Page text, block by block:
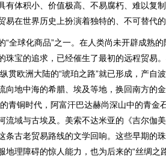
体积小、价值极高、不易腐朽、难以复
在世界历史上扮演着独特的、不可替代的
球化商品”之一。在人类尚未开辟成熟的
珠宝的追求，已经催生了最初的远程贸易
贯欧洲大陆的“琥珀之路”就已形成，产自
向地中海的希腊、埃及等地，换回南方的
青铜时代，阿富汗巴达赫尚深山中的青金
域与古埃及。美索不达米亚的《吉尔伽美
条古老贸易路线的文学回响。这些早期的
地理障碍的惊人能力，也为后来的“丝绸之